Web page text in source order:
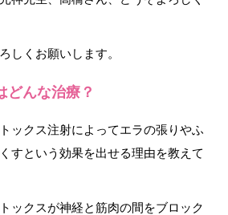
しくお願いします。
どんな治療？
ックス注射によってエラの張りやふ
すという効果を出せる理由を教えて
ックスが神経と筋肉の間をブロック